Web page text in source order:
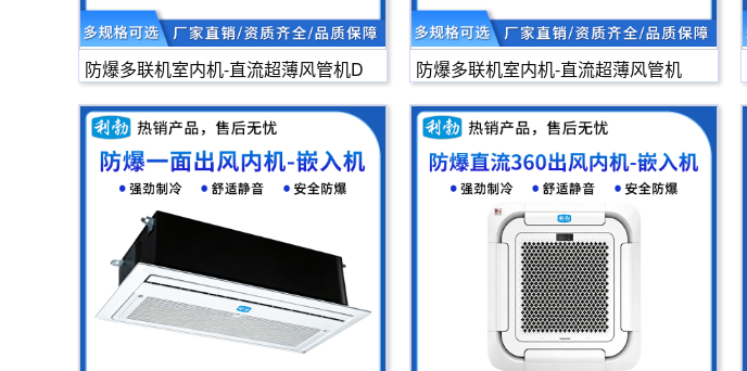
防爆多联机室内机-直流超薄风管机D 防爆多联机室内机-直流超薄风管机